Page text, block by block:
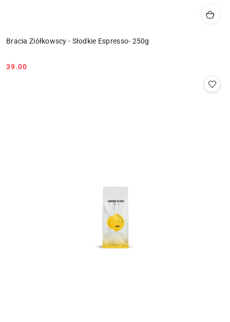
Bracia Ziółkowscy - Słodkie Espresso- 250g
Cena:
39.00